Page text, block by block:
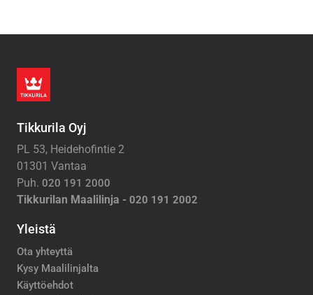
Tikkurila Oyj
PL 53, Heidehofintie 2
01301 Vantaa
Puh. 020 191 2000
Tikkurilan Maalilinja - 020 191 2002
Yleistä
Ota yhteyttä
Kysy Maalilinjalta
Käyttöehdot